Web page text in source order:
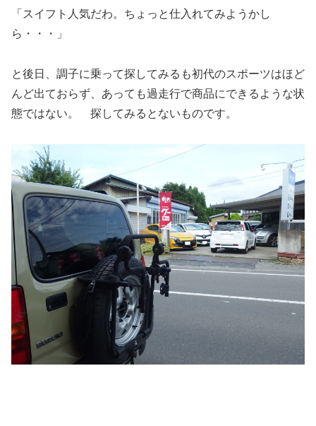
「スイフト人気だわ。ちょっと仕入れてみようかし
ら・・・」
と後日、調子に乗って探してみるも初代のスポーツはほど
んど出ておらず、あっても過走行で商品にできるような状
態ではない。 探してみるとないものです。